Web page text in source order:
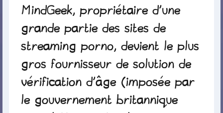
MindGeek, propriétaire d’une
grande partie des sites de
streaming porno, devient le plus
gros fournisseur de solution de
vérification d’âge (imposée par
le gouvernement britannique